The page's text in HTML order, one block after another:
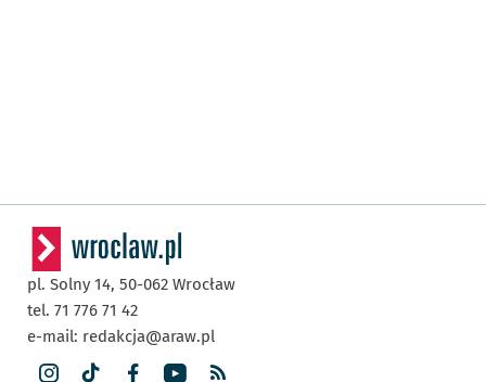
pl. Solny 14, 50-062 Wrocław
tel. 71 776 71 42
e-mail: redakcja@araw.pl